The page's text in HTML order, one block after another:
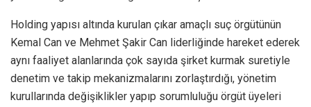
Holding yapısı altında kurulan çıkar amaçlı suç örgütünün
Kemal Can ve Mehmet Şakir Can liderliğinde hareket ederek
aynı faaliyet alanlarında çok sayıda şirket kurmak suretiyle
denetim ve takip mekanizmalarını zorlaştırdığı, yönetim
kurullarında değişiklikler yapıp sorumluluğu örgüt üyeleri